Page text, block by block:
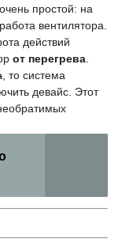
простой: на
вентилятора.
действий
от перегрева.
, то система
девайс. Этот